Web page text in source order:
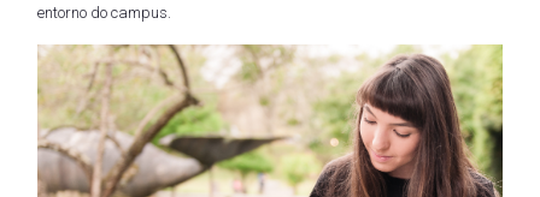
entorno do campus.